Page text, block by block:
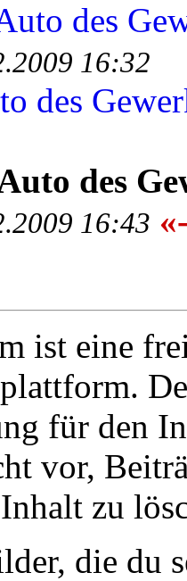
des
16:32
des
des
16:43
ist eine
für den
vor,
zu
die du